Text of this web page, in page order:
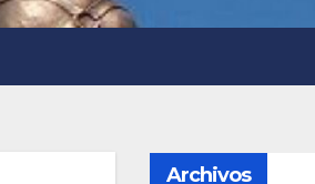
Archivos